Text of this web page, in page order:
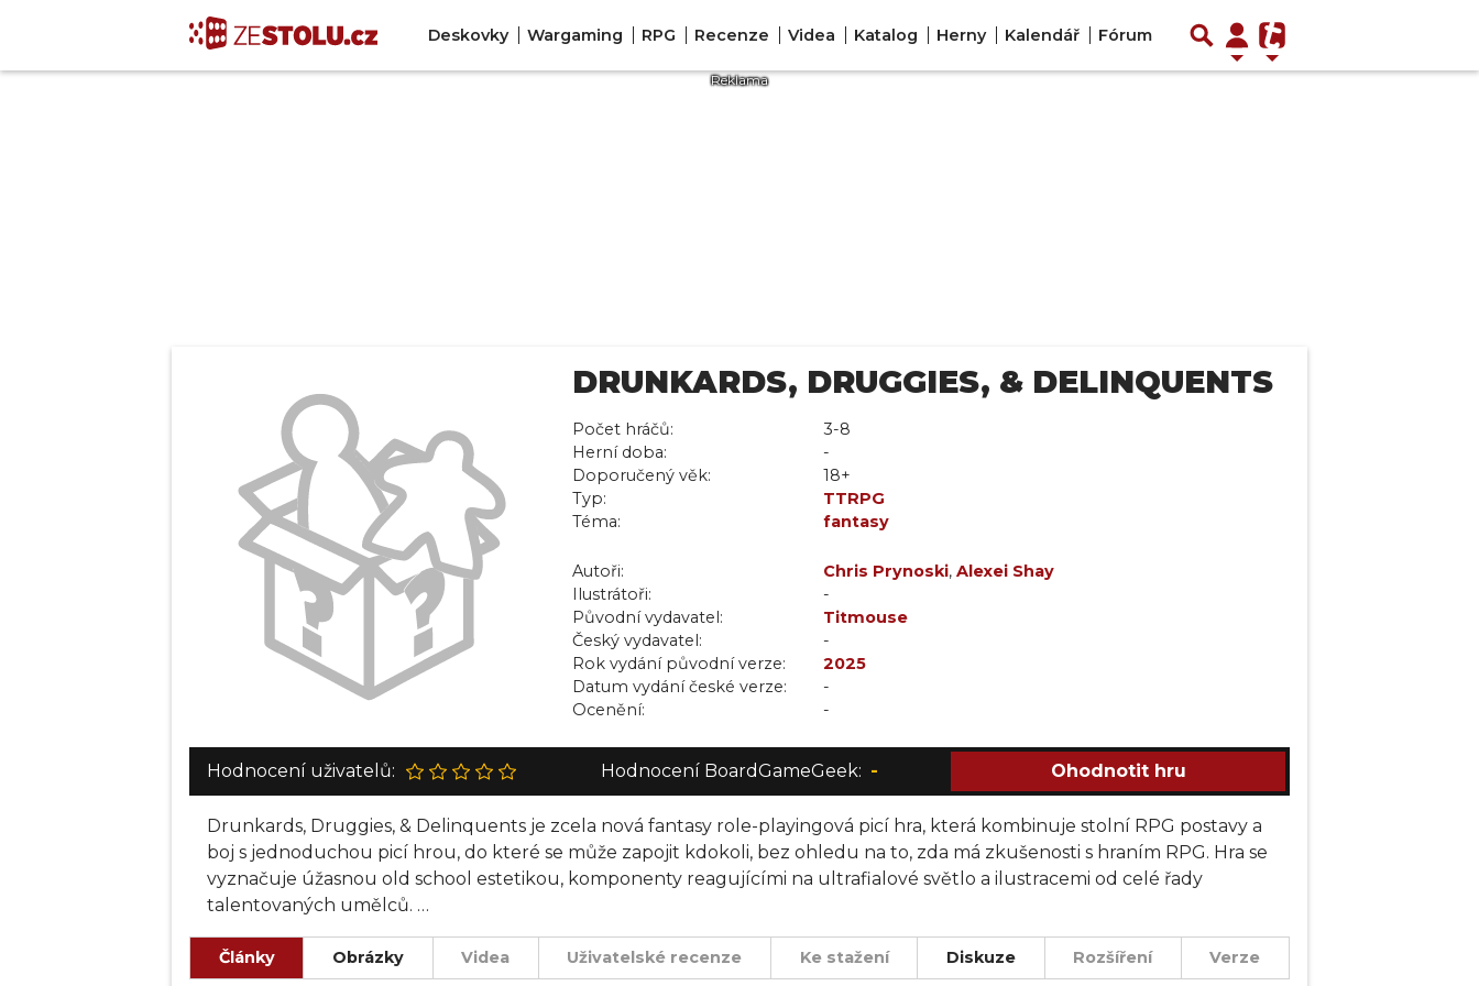
Deskovky Wargaming RPG Recenze Videa Katalog Herny Kalendář Fórum
DRUNKARDS, DRUGGIES, & DELINQUENTS
Počet hráčů:
3-8
Herní doba:
-
Doporučený věk:
18+
Typ:
TTRPG
Téma:
fantasy
Autoři: Chris Prynoski, Alexei Shay
Ilustrátoři:
-
Původní vydavatel:
Titmouse
Český vydavatel:
-
Rok vydání původní verze:
2025
Datum vydání české verze:
-
Ocenění:
-
Hodnocení uživatelů: Hodnocení BoardGameGeek: - Ohodnotit hru
Drunkards, Druggies, & Delinquents je zcela nová fantasy role-playingová picí hra, která kombinuje stolní RPG postavy a
boj s jednoduchou picí hrou, do které se může zapojit kdokoli, bez ohledu na to, zda má zkušenosti s hraním RPG. Hra se
vyznačuje úžasnou old school estetikou, komponenty reagujícími na ultrafialové světlo a ilustracemi od celé řady
talentovaných umělců.
Místo toho, abyste utrpěli zranění, popíjíte (nebo kouříte, nebo ukusujete své oblíbené pochutiny.
Články Obrázky Videa Uživatelské recenze Ke stažení Diskuze Rozšíření Verze